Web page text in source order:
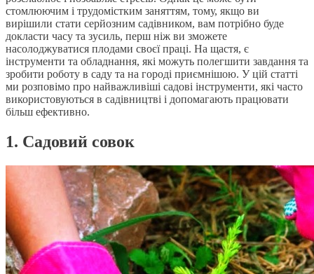
стомлюючим і трудомістким заняттям, тому, якщо ви
вирішили стати серйозним садівником, вам потрібно буде
докласти часу та зусиль, перш ніж ви зможете
насолоджуватися плодами своєї праці. На щастя, є
інструменти та обладнання, які можуть полегшити завдання та
зробити роботу в саду та на городі приємнішою. У цій статті
ми розповімо про найважливіші садові інструменти, які часто
використовуються в садівництві і допомагають працювати
більш ефективно.
1. Садовий совок